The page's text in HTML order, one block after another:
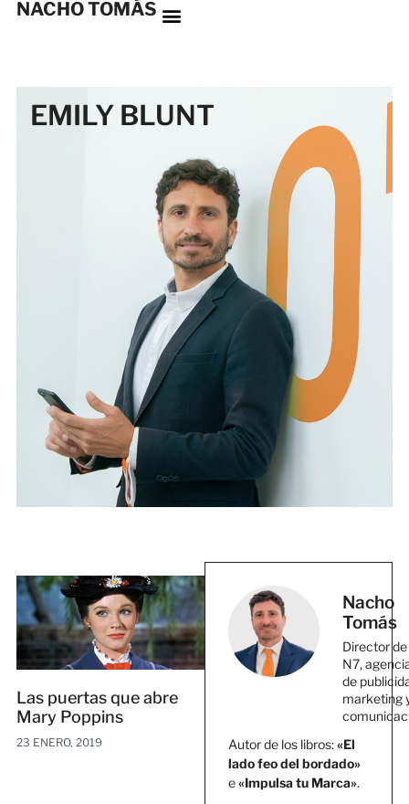
NACHO TOMÁS
EMILY BLUNT
Las puertas que abre
Mary Poppins
23 ENERO, 2019
Nacho
Tomás
Director de
N7,
de
marketing
Autor de los libros:«El
lado feo del bordado»
e«Impulsa tu Marca».